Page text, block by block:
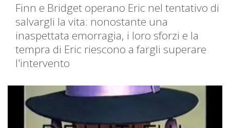
Finn e Bridget operano Eric nel tentativo di
salvargli la vita: nonostante una
inaspettata emorragia, i loro sforzi e la
tempra di Eric riescono a fargli superare
l'intervento